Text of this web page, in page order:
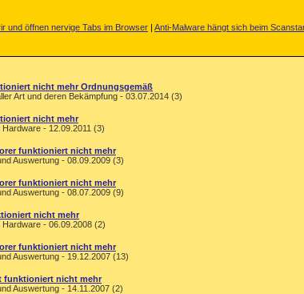
und öffnen nervige Tabs im Browser | Anti-Malware hängt sich beim
nicht mehr Ordnungsgemäß
Art und deren Bekämpfung - 03.07.2014 (3)
nicht mehr
- 12.09.2011 (3)
funktioniert nicht mehr
Auswertung - 08.09.2009 (3)
funktioniert nicht mehr
Auswertung - 08.07.2009 (9)
nicht mehr
- 06.09.2008 (2)
funktioniert nicht mehr
Auswertung - 19.12.2007 (13)
funktioniert nicht mehr
Auswertung - 14.11.2007 (2)